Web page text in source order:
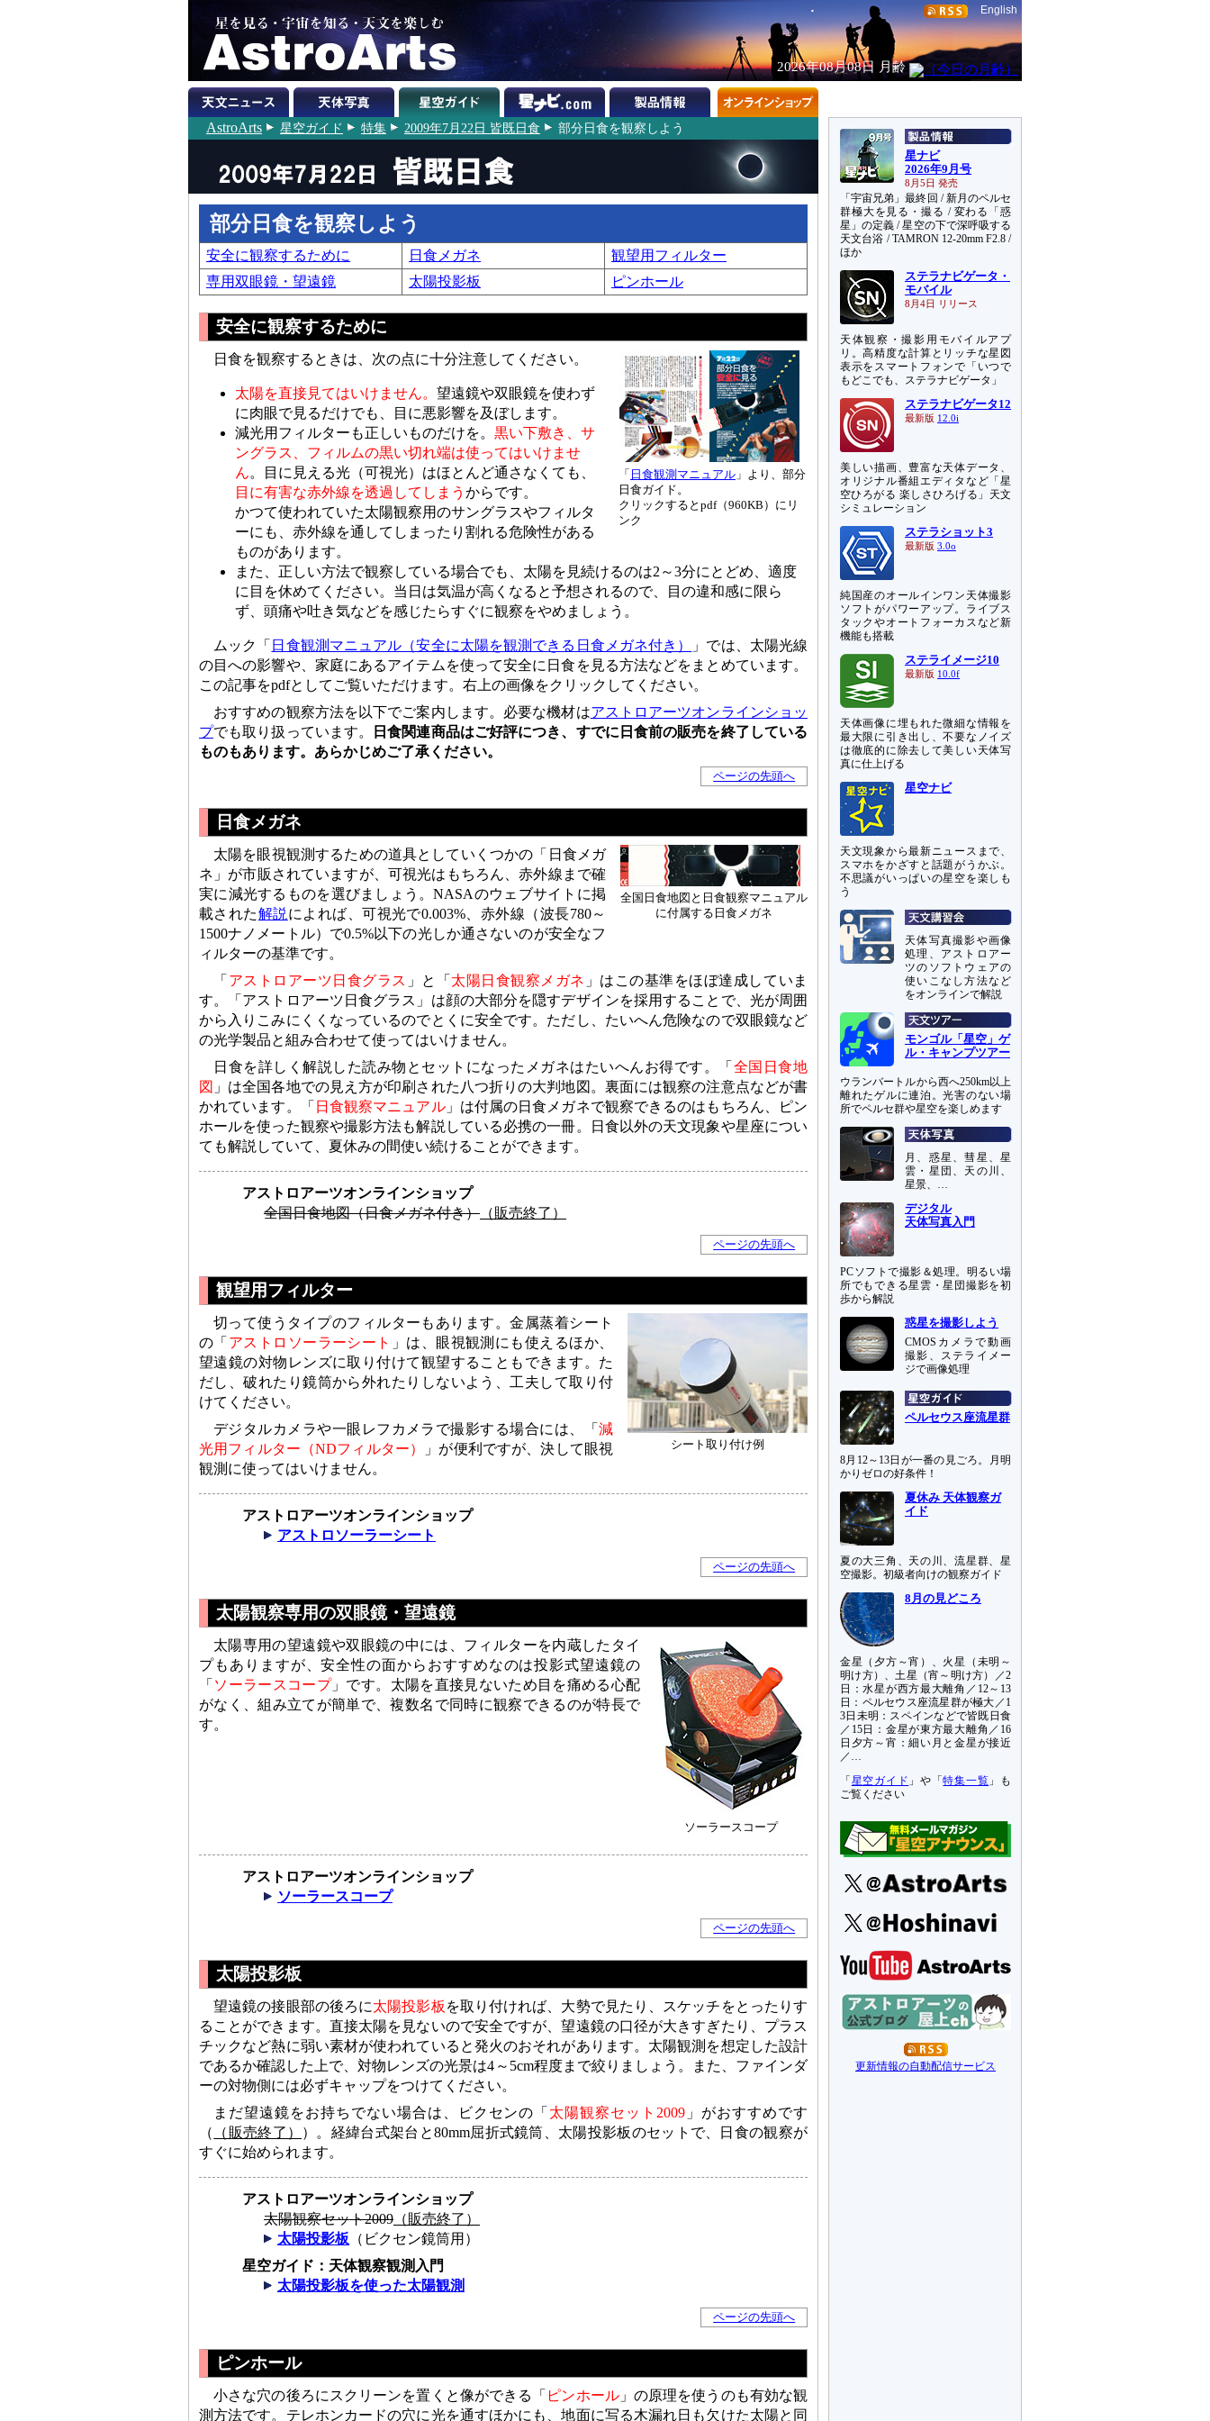
English
2026年08月08日 月齢
AstroArts 星空ガイド 特集 2009年7月22日 皆既日食 部分日食を観察しよう
部分日食を観察しよう
安全に観察するために 日食メガネ
観望用フィルター
専用双眼鏡・望遠鏡
太陽投影板 ピンホール
安全に観察するために
「 日食観測マニュアル 」より、部分
日食ガイド。
クリックするとpdf（960KB）にリ
ンク
日食を観察するときは、次の点に十分注意してください。
太陽を直接見てはいけません。 望遠鏡や双眼鏡を使わず
に肉眼で見るだけでも、目に悪影響を及ぼします。
減光用フィルターも正しいものだけを。 黒い下敷き、サ
ングラス、フィルムの黒い切れ端は使ってはいけませ
ん。目に見える光（可視光）はほとんど通さなくても、
目に有害な赤外線を透過してしまう からです。
かつて使われていた太陽観察用のサングラスやフィルタ
ーにも、赤外線を通してしまったり割れる危険性がある
ものがあります。
また、正しい方法で観察している場合でも、太陽を見続けるのは2～3分にとどめ、適度
に目を休めてください。当日は気温が高くなると予想されるので、目の違和感に限ら
ず、頭痛や吐き気などを感じたらすぐに観察をやめましょう。
ムック「 日食観測マニュアル（安全に太陽を観測できる日食メガネ付き）
」では、太陽光線
の目への影響や、家庭にあるアイテムを使って安全に日食を見る方法などをまとめています。
この記事をpdfとしてご覧いただけます。右上の画像をクリックしてください。
おすすめの観察方法を以下でご案内します。必要な機材はアストロアーツオンラインショッ
プでも取り扱っています。
日食関連商品はご好評につき、すでに日食前の販売を終了している
ものもあります。あらかじめご了承ください。
ページの先頭へ
日食メガネ
全国日食地図と日食観察マニュアル
に付属する日食メガネ
太陽を眼視観測するための道具としていくつかの「日食メガ
ネ」が市販されていますが、可視光はもちろん、赤外線まで確
実に減光するものを選びましょう。NASAのウェブサイトに掲
載された解説によれば、可視光で0.003%、赤外線（波長780～
1500ナノメートル）で0.5%以下の光しか通さないのが安全なフ
ィルターの基準です。
「 アストロアーツ日食グラス 」と「 太陽日食観察メガネ 」はこの基準をほぼ達成していま
す。「アストロアーツ日食グラス」は顔の大部分を隠すデザインを採用することで、光が周囲
から入りこみにくくなっているのでとくに安全です。ただし、たいへん危険なので双眼鏡など
の光学製品と組み合わせて使ってはいけません。
日食を詳しく解説した読み物とセットになったメガネはたいへんお得です。「 全国日食地
図 」は全国各地での見え方が印刷された八つ折りの大判地図。裏面には観察の注意点などが書
かれています。「 日食観察マニュアル」は付属の日食メガネで観察できるのはもちろん、ピン
ホールを使った観察や撮影方法も解説している必携の一冊。日食以外の天文現象や星座につい
ても解説していて、夏休みの間使い続けることができます。
アストロアーツオンラインショップ
全国日食地図（日食メガネ付き） （販売終了）
ページの先頭へ
観望用フィルター
シート取り付け例
切って使うタイプのフィルターもあります。金属蒸着シート
の「 アストロソーラーシート 」は、眼視観測にも使えるほか、
望遠鏡の対物レンズに取り付けて観望することもできます。た
だし、破れたり鏡筒から外れたりしないよう、工夫して取り付
けてください。
デジタルカメラや一眼レフカメラで撮影する場合には、「 減
光用フィルター（NDフィルター）
」が便利ですが、決して眼視
観測に使ってはいけません。
アストロアーツオンラインショップ
アストロソーラーシート
ページの先頭へ
太陽観察専用の双眼鏡・望遠鏡
ソーラースコープ
太陽専用の望遠鏡や双眼鏡の中には、フィルターを内蔵したタイ
プもありますが、安全性の面からおすすめなのは投影式望遠鏡の
「 ソーラースコープ」です。太陽を直接見ないため目を痛める心配
がなく、組み立てが簡単で、複数名で同時に観察できるのが特長で
す。
アストロアーツオンラインショップ
ソーラースコープ
ページの先頭へ
太陽投影板
望遠鏡の接眼部の後ろに太陽投影板 を取り付ければ、大勢で見たり、スケッチをとったりす
ることができます。直接太陽を見ないので安全ですが、望遠鏡の口径が大きすぎたり、プラス
チックなど熱に弱い素材が使われていると発火のおそれがあります。太陽観測を想定した設計
であるか確認した上で、対物レンズの光景は4～5cm程度まで絞りましょう。また、ファインダ
ーの対物側には必ずキャップをつけてください。
まだ望遠鏡をお持ちでない場合は、ビクセンの「 太陽観察セット2009 」がおすすめです
（
（販売終了）
）。経緯台式架台と80mm屈折式鏡筒、太陽投影板のセットで、日食の観察が
すぐに始められます。
アストロアーツオンラインショップ
太陽観察セット2009 （販売終了）
太陽投影板 （ビクセン鏡筒用）
星空ガイド：天体観察観測入門
太陽投影板を使った太陽観測
ページの先頭へ
ピンホール
小さな穴の後ろにスクリーンを置くと像ができる「 ピンホール」の原理を使うのも有効な観
測方法です。テレホンカードの穴に光を通すほかにも、地面に写る木漏れ日も欠けた太陽と同
星ナビ
2026年9月号
8月5日 発売
「宇宙兄弟」最終回 / 新月のペルセ
群極大を見る・撮る / 変わる「惑
星」の定義 / 星空の下で深呼吸する
天文台浴 / TAMRON 12-20mm F2.8 /
ほか
ステラナビゲータ・
モバイル
8月4日 リリース
天体観察・撮影用モバイルアプ
リ。高精度な計算とリッチな星図
表示をスマートフォンで「いつで
もどこでも、ステラナビゲータ」
ステラナビゲータ12
最新版 12.0i
美しい描画、豊富な天体データ、
オリジナル番組エディタなど「星
空ひろがる 楽しさひろげる」天文
シミュレーション
ステラショット3
最新版 3.0o
純国産のオールインワン天体撮影
ソフトがパワーアップ。ライブス
タックやオートフォーカスなど新
機能も搭載
ステライメージ10
最新版 10.0f
天体画像に埋もれた微細な情報を
最大限に引き出し、不要なノイズ
は徹底的に除去して美しい天体写
真に仕上げる
星空ナビ
天文現象から最新ニュースまで、
スマホをかざすと話題がうかぶ。
不思議がいっぱいの星空を楽しも
う
天体写真撮影や画像
処理、アストロアー
ツのソフトウェアの
使いこなし方法など
をオンラインで解説
モンゴル「星空」ゲ
ル・キャンプツアー
ウランバートルから西へ250km以上
離れたゲルに連泊。光害のない場
所でペルセ群や星空を楽しめます
月、惑星、彗星、星
雲・星団、天の川、
星景、…
デジタル
天体写真入門
PCソフトで撮影＆処理。明るい場
所でもできる星雲・星団撮影を初
歩から解説
惑星を撮影しよう
CMOSカメラで動画
撮影、ステライメー
ジで画像処理
ペルセウス座流星群
8月12～13日が一番の見ごろ。月明
かりゼロの好条件！
夏休み 天体観察ガ
イド
夏の大三角、天の川、流星群、星
空撮影。初級者向けの観察ガイド
8月の見どころ
金星（夕方～宵）、火星（未明～
明け方）、土星（宵～明け方）／2
日：水星が西方最大離角／12～13
日：ペルセウス座流星群が極大／1
3日未明：スペインなどで皆既日食
／15日：金星が東方最大離角／16
日夕方～宵：細い月と金星が接近
／…
「 星空ガイド 」や「特集一覧 」も
ご覧ください
更新情報の自動配信サービス